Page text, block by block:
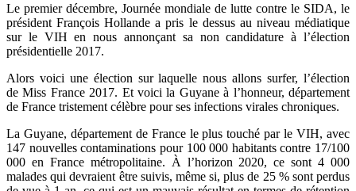
Le premier décembre, Journée mondiale de lutte contre le SIDA, le
président François Hollande a pris le dessus au niveau médiatique
sur le VIH en nous annonçant sa non candidature à l’élection
présidentielle 2017.
Alors voici une élection sur laquelle nous allons surfer, l’élection
de Miss France 2017. Et voici la Guyane à l’honneur, département
de France tristement célèbre pour ses infections virales chroniques.
La Guyane, département de France le plus touché par le VIH, avec
147 nouvelles contaminations pour 100 000 habitants contre 17/100
000 en France métropolitaine. À l’horizon 2020, ce sont 4 000
malades qui devraient être suivis, même si, plus de 25 % sont perdus